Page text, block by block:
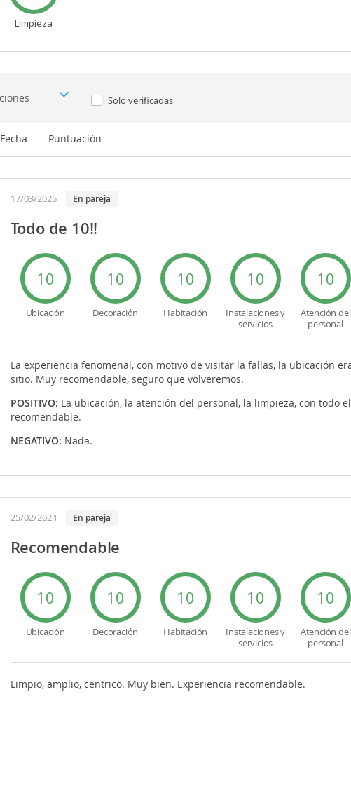
Limpieza
Solo verificadas
Fecha Puntuación
17/03/2025 en pareja
Todo de 10!!
10
Ubicación
10
Decoración
10
Habitación
10
Instalaciones y
servicios
10
Atención del
personal
La experiencia fenomenal, con motivo de visitar la fallas, la ubicación
sitio. Muy recomendable, seguro que volveremos.
POSITIVO: La ubicación, la atención del personal, la limpieza, con todo
recomendable.
NEGATIVO: Nada.
25/02/2024 en pareja
Recomendable
10
Ubicación
10
Decoración
10
Habitación
10
Instalaciones y
servicios
10
Atención del
personal
Limpio, amplio, centrico. Muy bien. Experiencia recomendable.